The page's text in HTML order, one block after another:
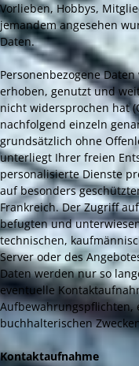
Vorlieben, Hobbys,
jemandem angesehen
Daten.
Personenbezogene
erhoben, genutzt und
nicht widersprochen hat
nachfolgend einzeln
grundsätzlich ohne
unterliegt Ihrer freien
personalisierte Dienste
auf besonders
Frankreich. Der Zugriff
befugten und
technischen,
Server oder des
Daten werden nur so
eventuelle
Aufbewahrungspflichten,
buchhalterischen
Kontaktaufnahme